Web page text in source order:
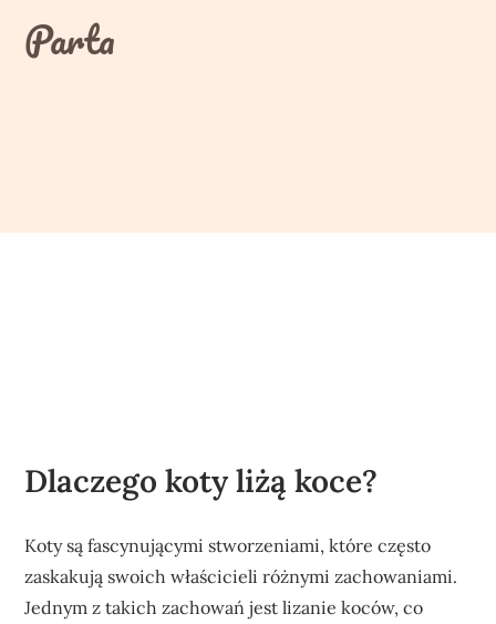
contentParta
Dlaczego koty liżą koce?
Koty są fascynującymi stworzeniami, które często
zaskakują swoich właścicieli różnymi zachowaniami.
Jednym z takich zachowań jest lizanie koców, co